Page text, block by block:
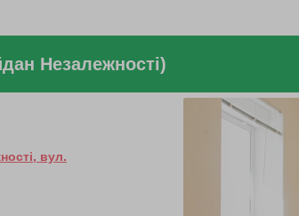
Незалежності)
вул.